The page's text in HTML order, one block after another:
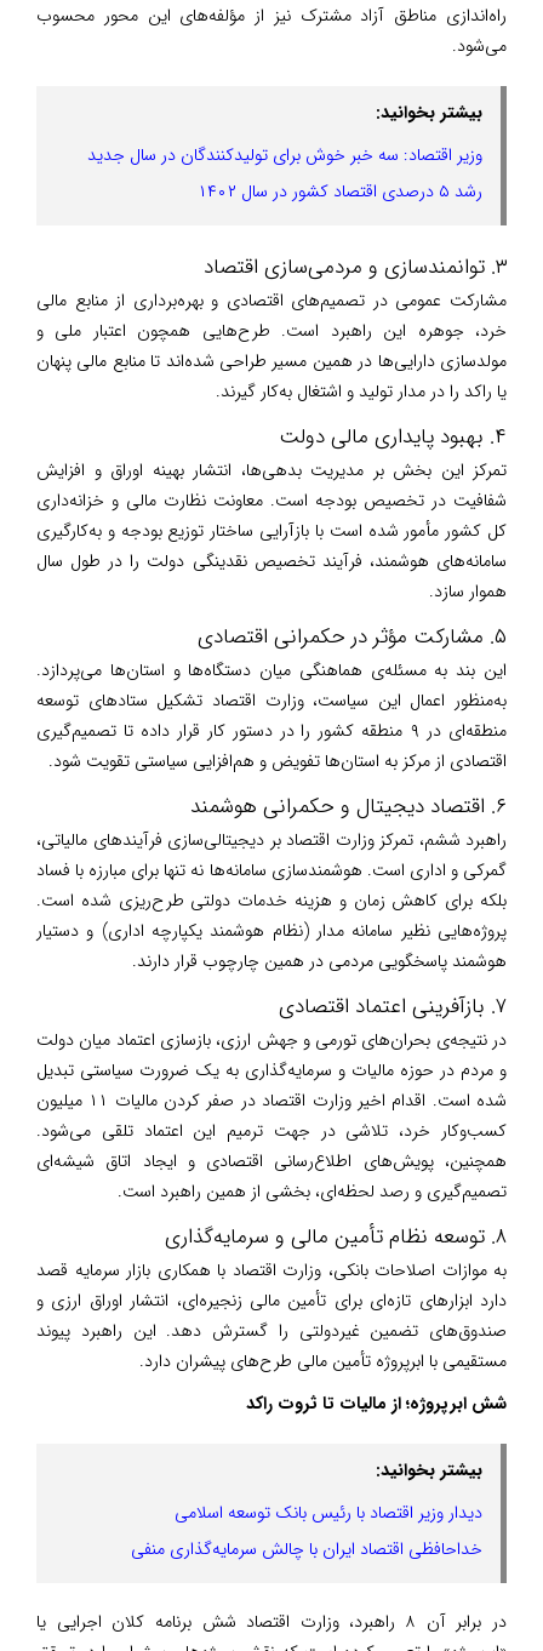
راه‌اندازی مناطق آزاد مشترک نیز از مؤلفه‌های این محور محسوب
می‌شود.
بیشتر بخوانید:
وزیر اقتصاد: سه خبر خوش برای تولیدکنندگان در سال جدید
رشد ۵ درصدی اقتصاد کشور در سال ۱۴۰۲
۳. توانمندسازی و مردمی‌سازی اقتصاد
مشارکت عمومی در تصمیم‌های اقتصادی و بهره‌برداری از منابع مالی
خرد، جوهره این راهبرد است. طرح‌هایی همچون اعتبار ملی و
مولدسازی دارایی‌ها در همین مسیر طراحی شده‌اند تا منابع مالی پنهان
یا راکد را در مدار تولید و اشتغال به‌کار گیرند.
۴. بهبود پایداری مالی دولت
تمرکز این بخش بر مدیریت بدهی‌ها، انتشار بهینه اوراق و افزایش
شفافیت در تخصیص بودجه است. معاونت نظارت مالی و خزانه‌داری
کل کشور مأمور شده است با بازآرایی ساختار توزیع بودجه و به‌کارگیری
سامانه‌های هوشمند، فرآیند تخصیص نقدینگی دولت را در طول سال
هموار سازد.
۵. مشارکت مؤثر در حکمرانی اقتصادی
این بند به مسئله‌ی هماهنگی میان دستگاه‌ها و استان‌ها می‌پردازد.
به‌منظور اعمال این سیاست، وزارت اقتصاد تشکیل ستادهای توسعه
منطقه‌ای در ۹ منطقه کشور را در دستور کار قرار داده تا تصمیم‌گیری
اقتصادی از مرکز به استان‌ها تفویض و هم‌افزایی سیاستی تقویت شود.
۶. اقتصاد دیجیتال و حکمرانی هوشمند
راهبرد ششم، تمرکز وزارت اقتصاد بر دیجیتالی‌سازی فرآیندهای مالیاتی،
گمرکی و اداری است. هوشمندسازی سامانه‌ها نه تنها برای مبارزه با فساد
بلکه برای کاهش زمان و هزینه خدمات دولتی طرح‌ریزی شده است.
پروژه‌هایی نظیر سامانه مدار (نظام هوشمند یکپارچه اداری) و دستیار
هوشمند پاسخگویی مردمی در همین چارچوب قرار دارند.
۷. بازآفرینی اعتماد اقتصادی
در نتیجه‌ی بحران‌های تورمی و جهش ارزی، بازسازی اعتماد میان دولت
و مردم در حوزه مالیات و سرمایه‌گذاری به یک ضرورت سیاستی تبدیل
شده است. اقدام اخیر وزارت اقتصاد در صفر کردن مالیات ۱۱ میلیون
کسب‌وکار خرد، تلاشی در جهت ترمیم این اعتماد تلقی می‌شود.
همچنین، پویش‌های اطلاع‌رسانی اقتصادی و ایجاد اتاق شیشه‌ای
تصمیم‌گیری و رصد لحظه‌ای، بخشی از همین راهبرد است.
۸. توسعه نظام تأمین مالی و سرمایه‌گذاری
به موازات اصلاحات بانکی، وزارت اقتصاد با همکاری بازار سرمایه قصد
دارد ابزارهای تازه‌ای برای تأمین مالی زنجیره‌ای، انتشار اوراق ارزی و
صندوق‌های تضمین غیردولتی را گسترش دهد. این راهبرد پیوند
مستقیمی با ابرپروژه تأمین مالی طرح‌های پیشران دارد.
شش ابرپروژه؛ از مالیات تا ثروت راکد
بیشتر بخوانید:
دیدار وزیر اقتصاد با رئیس بانک توسعه اسلامی
خداحافظی اقتصاد ایران با چالش سرمایه‌گذاری منفی
در برابر آن ۸ راهبرد، وزارت اقتصاد شش برنامه کلان اجرایی یا